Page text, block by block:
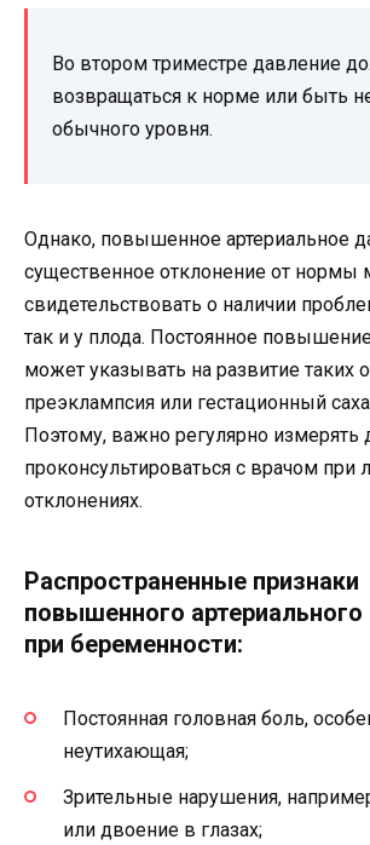
Во втором триместре давление
возвращаться к норме или быть
обычного уровня.
Однако, повышенное артериальное
существенное отклонение от нормы
свидетельствовать о наличии
так и у плода. Постоянное
может указывать на развитие таких
преэклампсия или гестационный
Поэтому, важно регулярно измерять
проконсультироваться с врачом при
отклонениях.
Распространенные признаки
повышенного артериального
при беременности:
Постоянная головная боль,
неутихающая;
Зрительные нарушения,
или двоение в глазах;